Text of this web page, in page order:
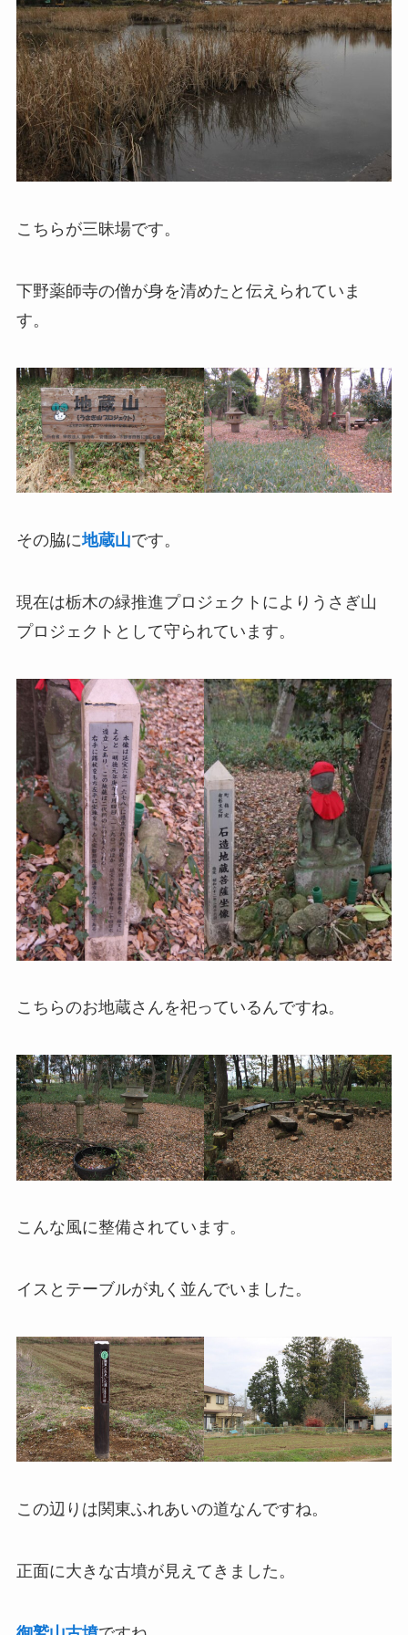
こちらが三昧場です。
下野薬師寺の僧が身を清めたと伝えられていま
す。
その脇に地蔵山です。
現在は栃木の緑推進プロジェクトによりうさぎ山
プロジェクトとして守られています。
こちらのお地蔵さんを祀っているんですね。
こんな風に整備されています。
イスとテーブルが丸く並んでいました。
この辺りは関東ふれあいの道なんですね。
正面に大きな古墳が見えてきました。